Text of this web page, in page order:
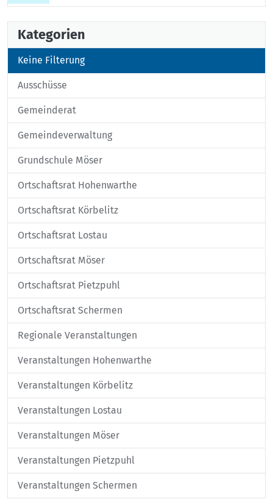
Kategorien
Keine Filterung
Ausschüsse
Gemeinderat
Gemeindeverwaltung
Grundschule Möser
Ortschaftsrat Hohenwarthe
Ortschaftsrat Körbelitz
Ortschaftsrat Lostau
Ortschaftsrat Möser
Ortschaftsrat Pietzpuhl
Ortschaftsrat Schermen
Regionale Veranstaltungen
Veranstaltungen Hohenwarthe
Veranstaltungen Körbelitz
Veranstaltungen Lostau
Veranstaltungen Möser
Veranstaltungen Pietzpuhl
Veranstaltungen Schermen